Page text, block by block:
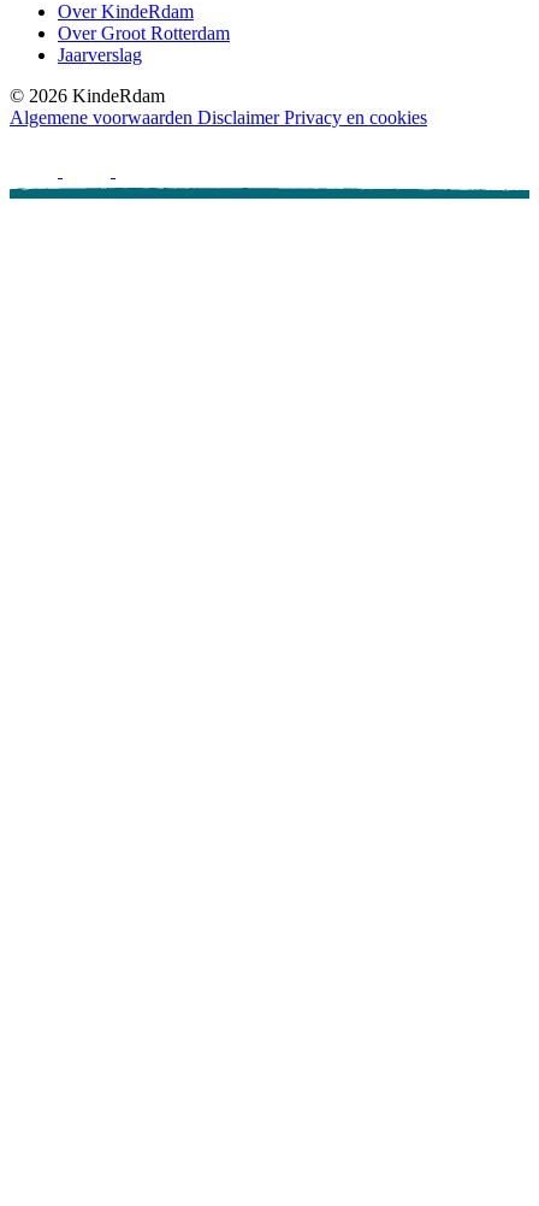
Over KindeRdam
Over Groot Rotterdam
Jaarverslag
© 2026 KindeRdam
Algemene voorwaarden Disclaimer Privacy en cookies